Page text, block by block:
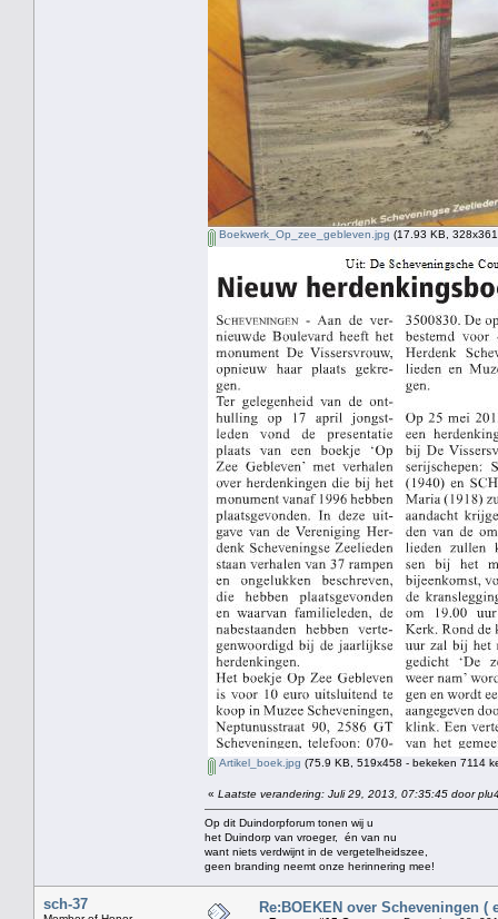
Boekwerk_Op_zee_gebleven.jpg (17.93 KB,
Artikel_boek.jpg (75.9 KB, 519x458 - bekeken 7114
« Laatste verandering: Juli 29, 2013, 07:35:45 door
Op dit Duindorpforum tonen wij u
het Duindorp van vroeger, én van nu
want niets verdwijnt in de vergetelheidszee,
geen branding neemt onze herinnering mee!
sch-37 Re:BOEKEN over Scheveningen (